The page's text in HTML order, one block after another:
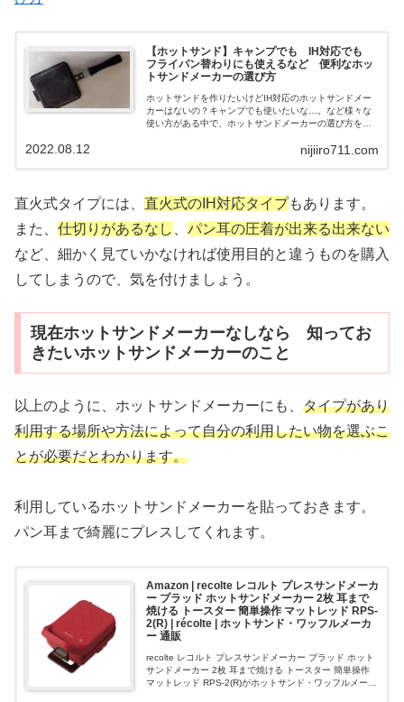
【ホットサンド】キャンプでも IH対応でも
フライパン替わりにも使えるなど 便利なホッ
トサンドメーカーの選び方
ホットサンドを作りたいけどIH対応のホットサンドメー
カーはないの？キャンプでも使いたいな…。など様々な
使い方がある中で、ホットサンドメーカーの選び方をあ
nijiiro711.com
2022.08.12
直火式タイプには、 直火式のIH対応タイプもあります。
また、 仕切りがあるなし
パン耳の圧着が出来る出来ない
など、細かく見ていかなければ使用目的と違うものを購入
してしまうので、気を付けましょう。
現在ホットサンドメーカーなしなら 知ってお
きたいホットサンドメーカーのこと
以上のように、ホットサンドメーカーにも、 タイプがあり
利用する場所や方法によって自分の利用したい物を選ぶこ
とが必要だとわかります。
利用しているホットサンドメーカーを貼っておきます。
パン耳まで綺麗にプレスしてくれます。
Amazon | recolte レコルト プレスサンドメーカ
ー プラッド ホットサンドメーカー 2枚 耳まで
焼ける トースター 簡単操作 マットレッド RPS-
2(R) | récolte | ホットサンド・ワッフルメーカ
ー 通販
recolte レコルト プレスサンドメーカー プラッド ホット
サンドメーカー 2枚 耳まで焼ける トースター 簡単操作
マットレッド RPS-2(R)がホットサンド・ワッフルメーカ